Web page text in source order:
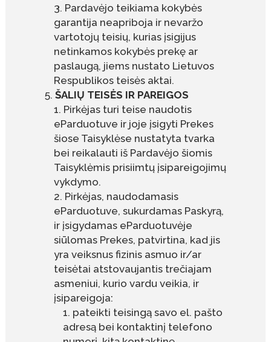
Pardavėjo teikiama kokybės
garantija neapriboja ir nevaržo
vartotojų teisių, kurias įsigijus
netinkamos kokybės prekę ar
paslaugą, jiems nustato Lietuvos
Respublikos teisės aktai.
ŠALIŲ TEISĖS IR PAREIGOS
Pirkėjas turi teise naudotis
eParduotuve ir joje įsigyti Prekes
šiose Taisyklėse nustatyta tvarka
bei reikalauti iš Pardavėjo šiomis
Taisyklėmis prisiimtų įsipareigojimų
vykdymo.
Pirkėjas, naudodamasis
eParduotuve, sukurdamas Paskyrą,
ir įsigydamas eParduotuvėje
siūlomas Prekes, patvirtina, kad jis
yra veiksnus fizinis asmuo ir/ar
teisėtai atstovaujantis trečiajam
asmeniui, kurio vardu veikia, ir
įsipareigoja:
pateikti teisingą savo el. pašto
adresą bei kontaktinį telefono